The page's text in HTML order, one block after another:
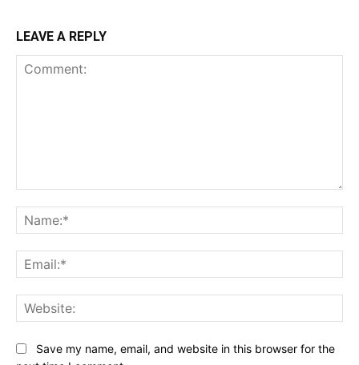
LEAVE A REPLY
Save my name, email, and website in this browser for the